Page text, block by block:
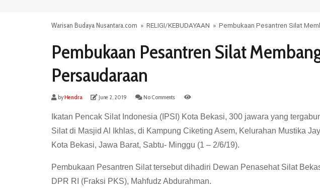
Warisan Budaya Nusantara.com » RELIGI/KEBUDAYAAN » Pembukaan Pesantren Silat
Pembukaan Pesantren Silat
Persaudaraan
byHendra June 2, 2019 No Comments
Ikatan Pencak Silat Indonesia (IPSI) Kota Bekasi, 300 jawara yang
Silat di Masjid Al Ikhlas, di Kampung Ciketing Asem, Kelurahan Mustika
Kota Bekasi, Jawa Barat, Sabtu- Minggu (1 – 2/6/19).
Pembukaan Pesantren Silat tersebut dihadiri Dewan Penasehat Silat
DPR RI (Fraksi PKS), Mahfudz Abdurahman.